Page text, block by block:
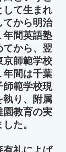
して生まれ
てから明治
年間英語塾
てから、翌
師範学校
年間は千葉
師範学校現
執り、附属
園教育の実
した。